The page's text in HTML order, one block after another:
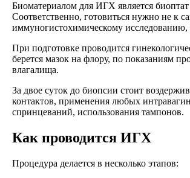
Биоматериалом для ИГХ является
Соответственно, готовиться нужно не к
иммуногистохимическому исследованию,
При подготовке проводится
берется мазок на флору, по показаниям
влагалища.
За двое суток до биопсии стоит
контактов, применения любых
спринцеваний, использования тампонов.
Как проводится ИГХ
Процедура делается в несколько этапов: